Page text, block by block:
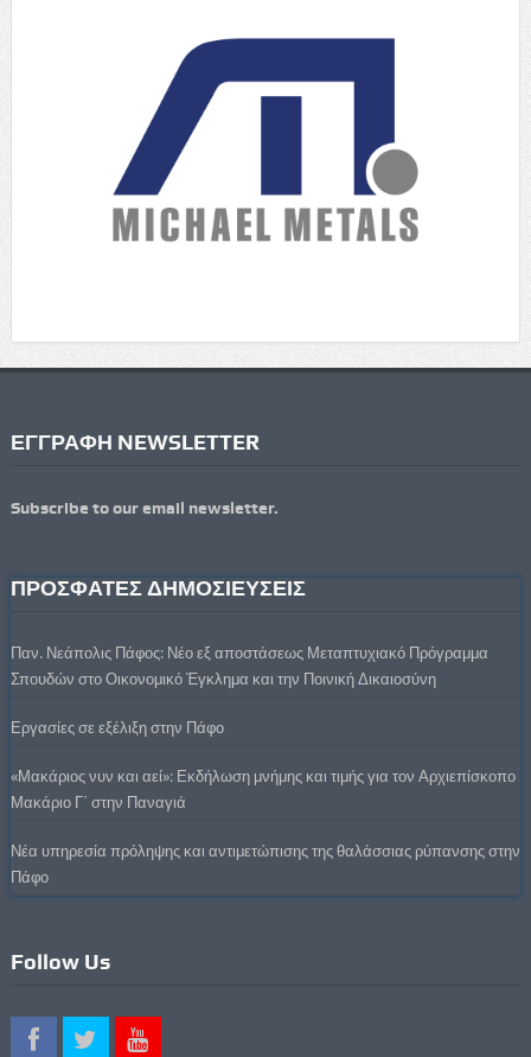
ΕΓΓΡΑΦΗ NEWSLETTER
Subscribe to our email newsletter.
ΠΡΟΣΦΑΤΕΣ ΔΗΜΟΣΙΕΥΣΕΙΣ
Παν. Νεάπολις Πάφος: Νέο εξ αποστάσεως Μεταπτυχιακό Πρόγραμμα
Σπουδών στο Οικονομικό Έγκλημα και την Ποινική Δικαιοσύνη
Εργασίες σε εξέλιξη στην Πάφο
«Μακάριος νυν και αεί»: Εκδήλωση μνήμης και τιμής για τον Αρχιεπίσκοπο
Μακάριο Γ΄ στην Παναγιά
Νέα υπηρεσία πρόληψης και αντιμετώπισης της θαλάσσιας ρύπανσης στην
Πάφο
Follow Us